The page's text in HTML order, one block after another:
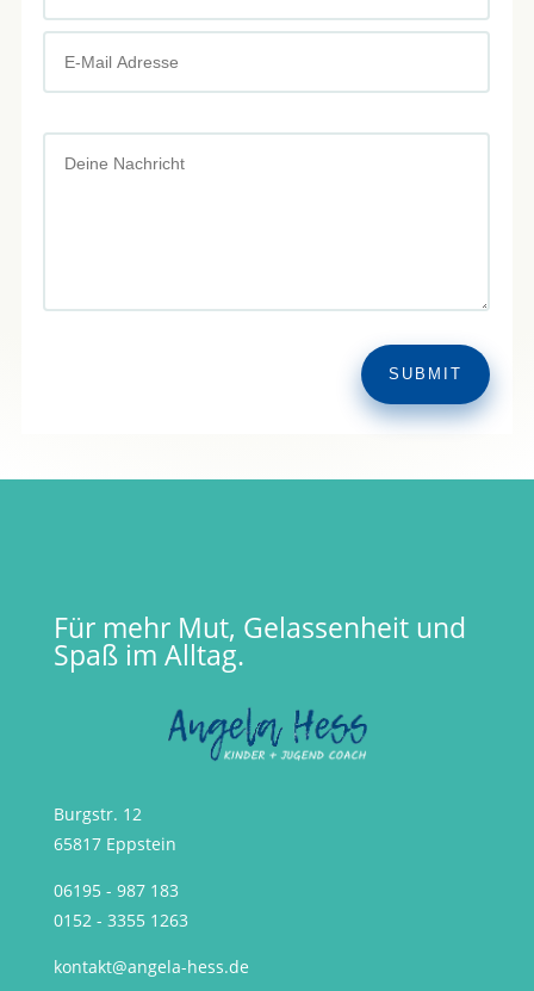
SUBMIT
Für mehr Mut, Gelassenheit und
Spaß im Alltag.
Burgstr. 12
65817 Eppstein
06195 - 987 183
0152 - 3355 1263
kontakt@angela-hess.de